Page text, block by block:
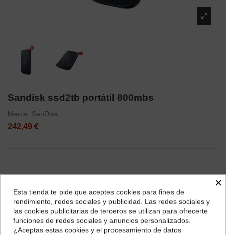
Sandisk ssd2tb portátil 800mbs
Marca: SanDisk
242,49 €
¿Dónde deseas recibir tu pedido?
Selecciona tu ubicación para mostrarte los precios e
impuestos correctos para tu región.
×
Esta tienda te pide que aceptes cookies para fines de
rendimiento, redes sociales y publicidad. Las redes sociales y
las cookies publicitarias de terceros se utilizan para ofrecerte
funciones de redes sociales y anuncios personalizados.
¿Aceptas estas cookies y el procesamiento de datos